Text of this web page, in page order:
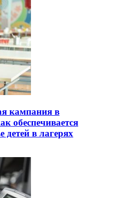
кампания в
обеспечивается
детей в лагерях